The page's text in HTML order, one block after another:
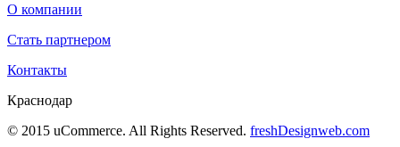
О компании
Стать партнером
Контакты
Краснодар
© 2015 uCommerce. All Rights Reserved. freshDesignweb.com